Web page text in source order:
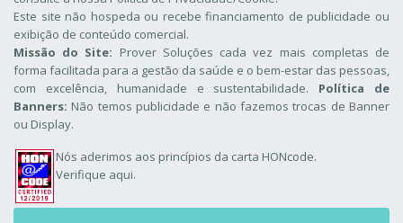
Este site não hospeda ou recebe financiamento de publicidade ou
exibição de conteúdo comercial.
Missão do Site: Prover Soluções cada vez mais completas de
forma facilitada para a gestão da saúde e o bem-estar das pessoas,
com excelência, humanidade e sustentabilidade. Política de
Banners: Não temos publicidade e não fazemos trocas de Banner
ou Display.
Nós aderimos aos princípios da carta HONcode.
Verifique aqui.